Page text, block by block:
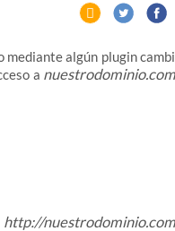
mediante algún plugin
a
http://